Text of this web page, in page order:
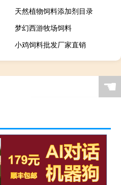
天然植物饲料添加剂目录
梦幻西游牧场饲料
小鸡饲料批发厂家直销
☚